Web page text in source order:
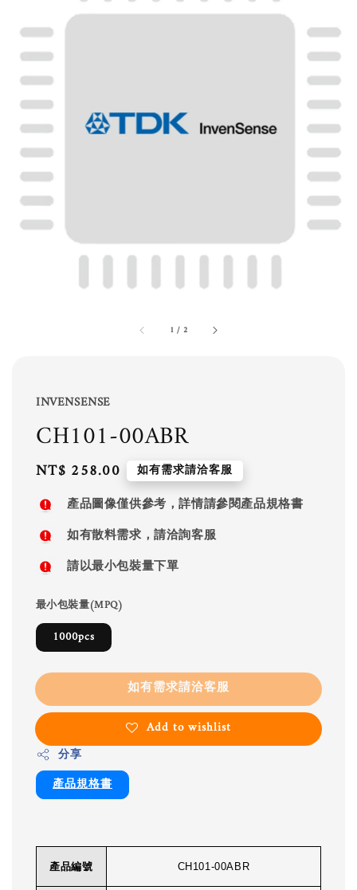
1 / 2
INVENSENSE
CH101-00ABR
Regular
price
NT$ 258.00 如有需求請洽客服
產品圖像僅供參考，詳情請參閱產品規格書
如有散料需求，請洽詢客服
請以最小包裝量下單
最小包裝量(MPQ)
1000pcs
如有需求請洽客服
Add to wishlist
分享
產品規格書
產品編號 CH101-00ABR